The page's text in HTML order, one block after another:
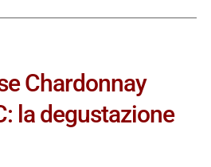
Chardonnay
la degustazione